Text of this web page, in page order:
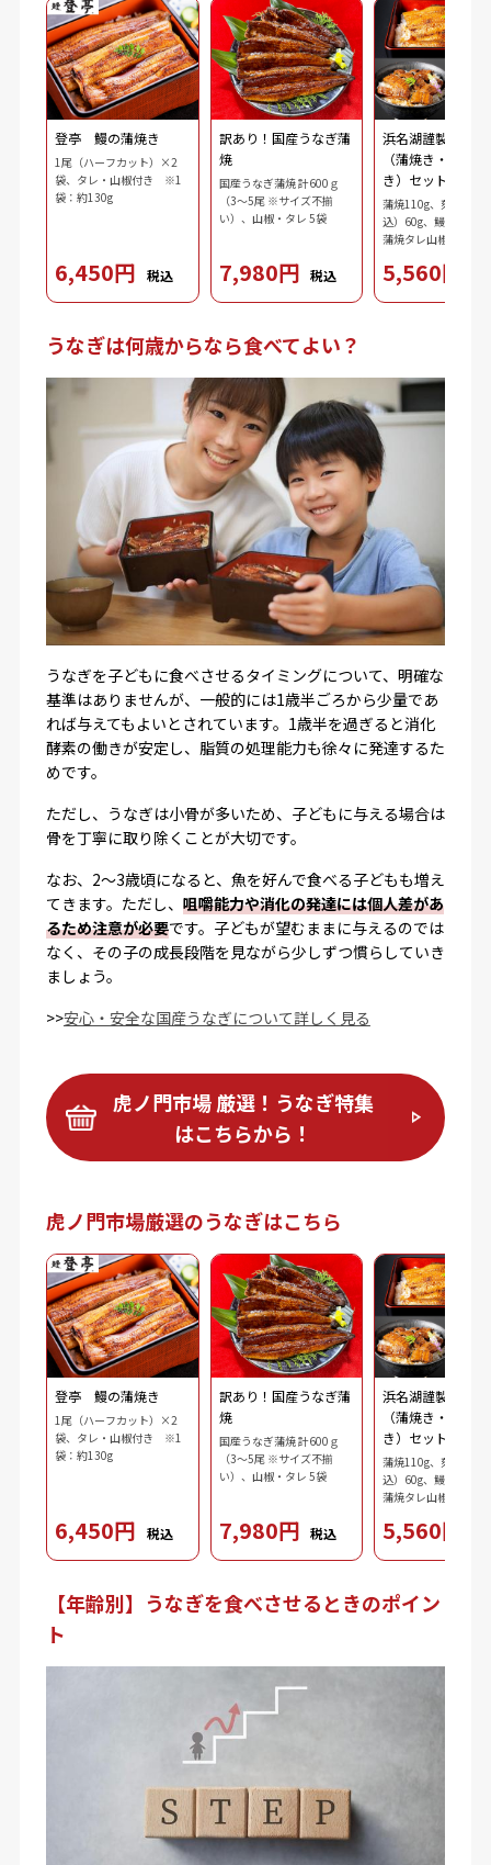
登亭 鰻の蒲焼き
1尾（ハーフカット）×2
袋、タレ・山椒付き ※1
袋：約130g
6,450円 税込
訳あり！国産うなぎ蒲
焼
国産うなぎ蒲焼 計600ｇ
（3～5尾 ※サイズ不揃
い）、山椒・タレ 5袋
7,980円 税込
浜名湖謹製 鰻三
（蒲焼き・刻み
き）セット
蒲焼110g、刻み鰻（
込）60g、鰻肝蒲焼
蒲焼タレ山椒（タレ
3.7g、ダシ10ml、わ
5,560円
うなぎは何歳からなら食べてよい？
うなぎを子どもに食べさせるタイミングについて、明確な
基準はありませんが、一般的には1歳半ごろから少量であ
れば与えてもよいとされています。1歳半を過ぎると消化
酵素の働きが安定し、脂質の処理能力も徐々に発達するた
めです。
ただし、うなぎは小骨が多いため、子どもに与える場合は
骨を丁寧に取り除くことが大切です。
なお、2〜3歳頃になると、魚を好んで食べる子どもも増え
てきます。ただし、 咀嚼能力や消化の発達には個人差があ
るため注意が必要です。子どもが望むままに与えるのでは
なく、その子の成長段階を見ながら少しずつ慣らしていき
ましょう。
>>安心・安全な国産うなぎについて詳しく見る
虎ノ門市場 厳選！うなぎ特集
はこちらから！
虎ノ門市場厳選のうなぎはこちら
登亭 鰻の蒲焼き
1尾（ハーフカット）×2
袋、タレ・山椒付き ※1
袋：約130g
6,450円 税込
訳あり！国産うなぎ蒲
焼
国産うなぎ蒲焼 計600ｇ
（3～5尾 ※サイズ不揃
い）、山椒・タレ 5袋
7,980円 税込
浜名湖謹製 鰻三
（蒲焼き・刻み
き）セット
蒲焼110g、刻み鰻（
込）60g、鰻肝蒲焼
蒲焼タレ山椒（タレ
3.7g、ダシ10ml、わ
5,560円
【年齢別】うなぎを食べさせるときのポイン
ト